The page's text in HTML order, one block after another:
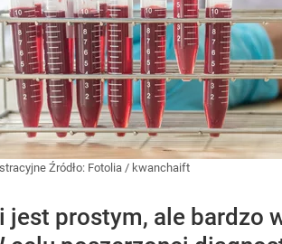
Źródło: Fotolia / kwanchaift
prostym, ale bardzo